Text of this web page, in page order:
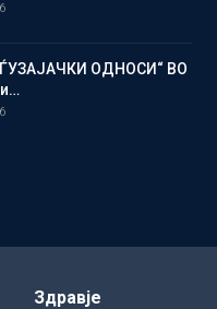
ОДНОСИ“ ВО
Здравје